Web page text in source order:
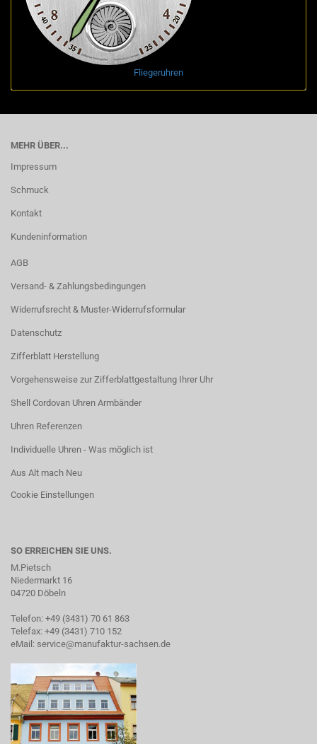
Fliegeruhren
MEHR ÜBER...
Impressum
Schmuck
Kontakt
Kundeninformation
AGB
Versand- & Zahlungsbedingungen
Widerrufsrecht & Muster-Widerrufsformular
Datenschutz
Zifferblatt Herstellung
Vorgehensweise zur Zifferblattgestaltung Ihrer Uhr
Shell Cordovan Uhren Armbänder
Uhren Referenzen
Individuelle Uhren - Was möglich ist
Aus Alt mach Neu
Cookie Einstellungen
SO ERREICHEN SIE UNS.
M.Pietsch
Niedermarkt 16
04720 Döbeln
Telefon: +49 (3431) 70 61 863
Telefax: +49 (3431) 710 152
eMail: service@manufaktur-sachsen.de